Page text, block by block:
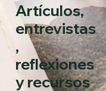
Artículos,
entrevistas
,
reflexiones
y recursos